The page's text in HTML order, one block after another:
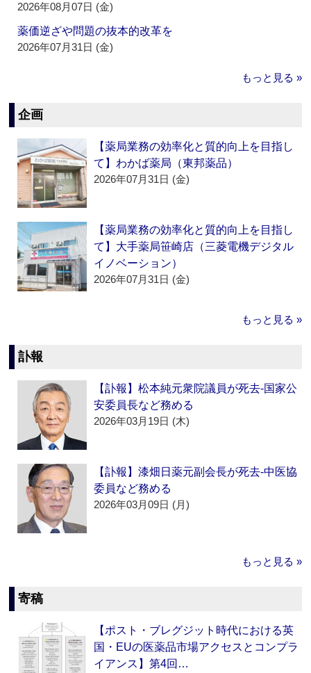
2026年08月07日 (金)
薬価逆ざや問題の抜本的改革を
2026年07月31日 (金)
もっと見る »
企画
【薬局業務の効率化と質的向上を目指し
て】わかば薬局（東邦薬品）
2026年07月31日 (金)
【薬局業務の効率化と質的向上を目指し
て】大手薬局笹崎店（三菱電機デジタル
イノベーション）
2026年07月31日 (金)
もっと見る »
訃報
【訃報】松本純元衆院議員が死去‐国家公
安委員長など務める
2026年03月19日 (木)
【訃報】漆畑日薬元副会長が死去‐中医協
委員など務める
2026年03月09日 (月)
もっと見る »
寄稿
【ポスト・ブレグジット時代における英
国・EUの医薬品市場アクセスとコンプラ
イアンス】第4回…